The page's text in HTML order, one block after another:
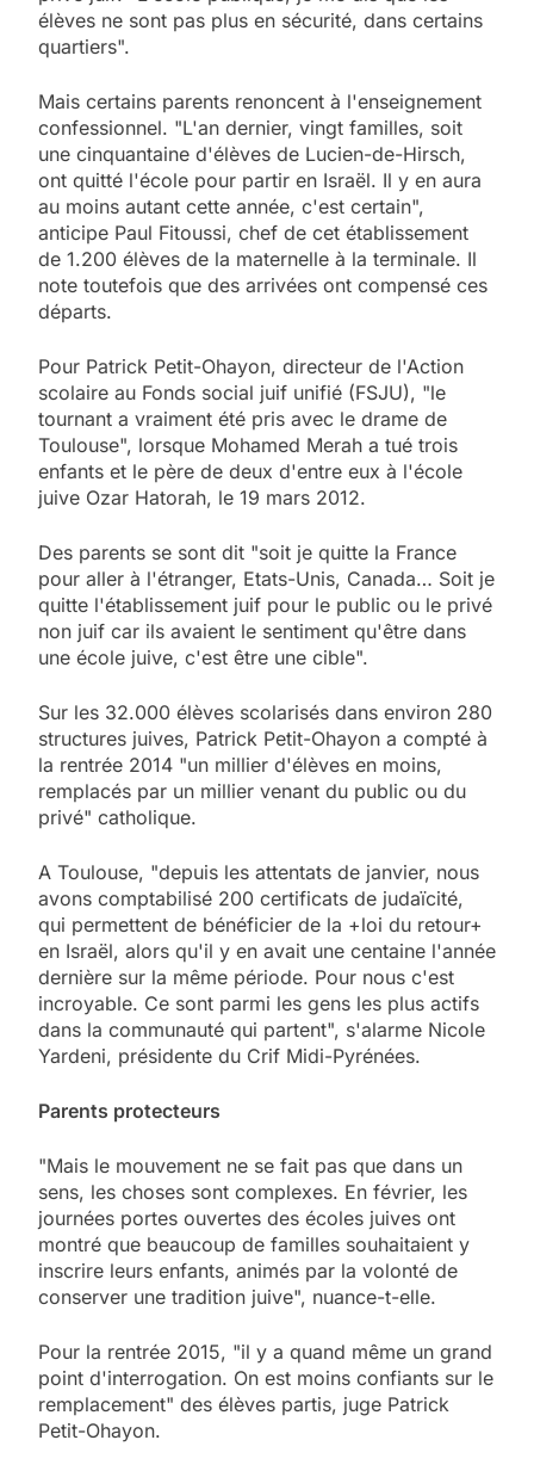
élèves ne sont pas plus en sécurité, dans certains
quartiers".
Mais certains parents renoncent à l'enseignement
confessionnel. "L'an dernier, vingt familles, soit
une cinquantaine d'élèves de Lucien-de-Hirsch,
ont quitté l'école pour partir en Israël. Il y en aura
au moins autant cette année, c'est certain",
anticipe Paul Fitoussi, chef de cet établissement
de 1.200 élèves de la maternelle à la terminale. Il
note toutefois que des arrivées ont compensé ces
départs.
Pour Patrick Petit-Ohayon, directeur de l'Action
scolaire au Fonds social juif unifié (FSJU), "le
tournant a vraiment été pris avec le drame de
Toulouse", lorsque Mohamed Merah a tué trois
enfants et le père de deux d'entre eux à l'école
juive Ozar Hatorah, le 19 mars 2012.
Des parents se sont dit "soit je quitte la France
pour aller à l'étranger, Etats-Unis, Canada… Soit je
quitte l'établissement juif pour le public ou le privé
non juif car ils avaient le sentiment qu'être dans
une école juive, c'est être une cible".
Sur les 32.000 élèves scolarisés dans environ 280
structures juives, Patrick Petit-Ohayon a compté à
la rentrée 2014 "un millier d'élèves en moins,
remplacés par un millier venant du public ou du
privé" catholique.
A Toulouse, "depuis les attentats de janvier, nous
avons comptabilisé 200 certificats de judaïcité,
qui permettent de bénéficier de la +loi du retour+
en Israël, alors qu'il y en avait une centaine l'année
dernière sur la même période. Pour nous c'est
incroyable. Ce sont parmi les gens les plus actifs
dans la communauté qui partent", s'alarme Nicole
Yardeni, présidente du Crif Midi-Pyrénées.
Parents protecteurs
"Mais le mouvement ne se fait pas que dans un
sens, les choses sont complexes. En février, les
journées portes ouvertes des écoles juives ont
montré que beaucoup de familles souhaitaient y
inscrire leurs enfants, animés par la volonté de
conserver une tradition juive", nuance-t-elle.
Pour la rentrée 2015, "il y a quand même un grand
point d'interrogation. On est moins confiants sur le
remplacement" des élèves partis, juge Patrick
Petit-Ohayon.